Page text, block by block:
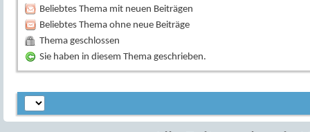
Beliebtes Thema mit neuen Beiträgen
Beliebtes Thema ohne neue Beiträge
Thema geschlossen
Sie haben in diesem Thema geschrieben.